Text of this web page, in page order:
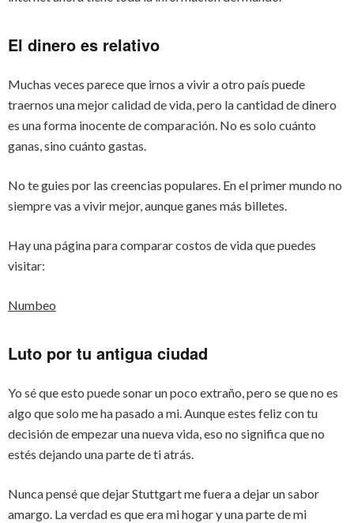
El dinero es relativo
Muchas veces parece que irnos a vivir a otro país puede
traernos una mejor calidad de vida, pero la cantidad de dinero
es una forma inocente de comparación. No es solo cuánto
ganas, sino cuánto gastas.
No te guies por las creencias populares. En el primer mundo no
siempre vas a vivir mejor, aunque ganes más billetes.
Hay una página para comparar costos de vida que puedes
visitar:
Numbeo
Luto por tu antigua ciudad
Yo sé que esto puede sonar un poco extraño, pero se que no es
algo que solo me ha pasado a mi. Aunque estes feliz con tu
decisión de empezar una nueva vida, eso no significa que no
estés dejando una parte de ti atrás.
Nunca pensé que dejar Stuttgart me fuera a dejar un sabor
amargo. La verdad es que era mi hogar y una parte de mi